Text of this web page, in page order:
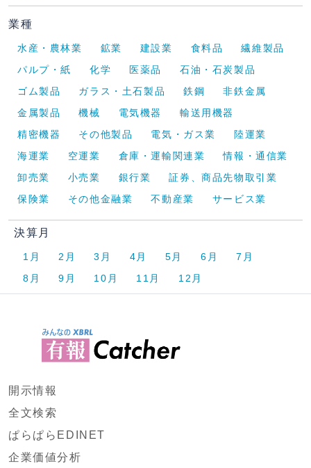
業種
水産・農林業 鉱業 建設業 食料品
繊維製品
パルプ・紙
化学 医薬品
石油・石炭製品
ゴム製品
ガラス・土石製品 鉄鋼
非鉄金属
金属製品
機械 電気機器
輸送用機器
精密機器
その他製品 電気・ガス業
陸運業
海運業
空運業 倉庫・運輸関連業
情報・通信業
卸売業
小売業 銀行業
証券、商品先物取引業
保険業
その他金融業 不動産業 サービス業
決算月
1月 2月 3月 4月 5月 6月
7月
8月
9月 10月 11月 12月
開示情報
全文検索
ぱらぱらEDINET
企業価値分析